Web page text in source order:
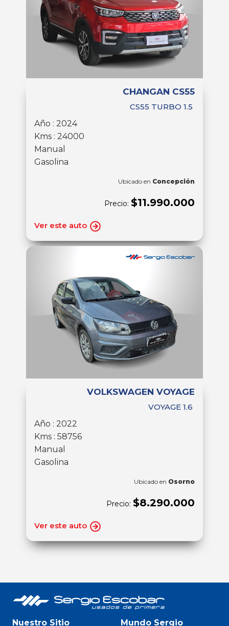
CHANGAN CS55
CS55 TURBO 1.5
Año : 2024
Kms : 24000
Manual
Gasolina
Ubicado en Concepción
Precio: $11.990.000
Ver este auto
VOLKSWAGEN VOYAGE
VOYAGE 1.6
Año : 2022
Kms : 58756
Manual
Gasolina
Ubicado en Osorno
Precio: $8.290.000
Ver este auto
Nuestro Sitio Mundo Sergio